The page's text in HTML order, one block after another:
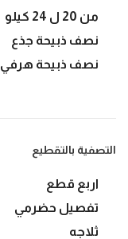
من 20 ل 24 كيلو
نصف ذبيحة جذع
نصف ذبيحة هرفي
التصفية بالتقطيع
اربع قطع
تفصيل حضرمي
ثلاجه